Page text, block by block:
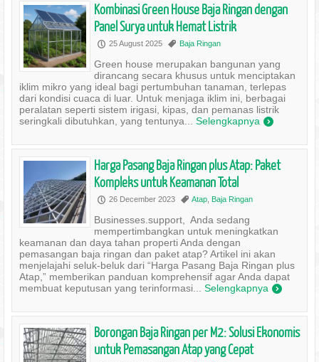
Kombinasi Green House Baja Ringan dengan
Panel Surya untuk Hemat Listrik
P 25 August 2025 , Baja Ringan
Green house merupakan bangunan yang
dirancang secara khusus untuk menciptakan
iklim mikro yang ideal bagi pertumbuhan tanaman, terlepas
dari kondisi cuaca di luar. Untuk menjaga iklim ini, berbagai
peralatan seperti sistem irigasi, kipas, dan pemanas listrik
seringkali dibutuhkan, yang tentunya... Selengkapnya )
Harga Pasang Baja Ringan plus Atap: Paket
Kompleks untuk Keamanan Total
P 26 December 2023 , Atap, Baja Ringan
Businesses.support, Anda sedang
mempertimbangkan untuk meningkatkan
keamanan dan daya tahan properti Anda dengan
pemasangan baja ringan dan paket atap? Artikel ini akan
menjelajahi seluk-beluk dari “Harga Pasang Baja Ringan plus
Atap,” memberikan panduan komprehensif agar Anda dapat
membuat keputusan yang terinformasi... Selengkapnya )
Borongan Baja Ringan per M2: Solusi Ekonomis
untuk Pemasangan Atap yang Cepat